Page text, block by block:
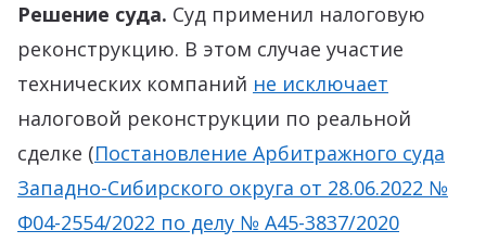
Решение суда. Суд применил налоговую
реконструкцию. В этом случае участие
технических компаний не исключает
налоговой реконструкции по реальной
сделке (Постановление Арбитражного суда
Западно-Сибирского округа от 28.06.2022 №
Ф04-2554/2022 по делу № А45-3837/2020